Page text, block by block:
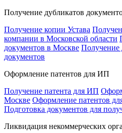
Получение дубликатов
Получение копии Устава
компании в Московской области
документов в Москве Получение
документов
Оформление патентов для ИП
Получение патента для ИП
Москве Оформление патентов
Подготовка документов для
Ликвидация некоммерческих